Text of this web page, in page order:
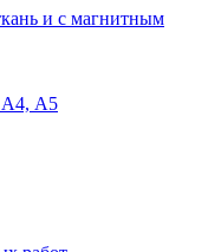
и с магнитным
А4, А5